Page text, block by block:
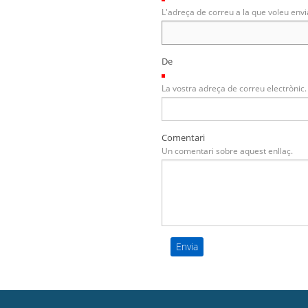
L'adreça de correu a la que voleu
De
La vostra adreça de correu electrònic.
Comentari
Un comentari sobre aquest enllaç.